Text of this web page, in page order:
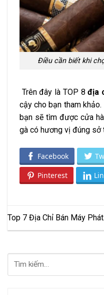
Điều cần biết khi
Trên đây là TOP 8địa
cậy cho bạn tham
bạn sẽ tìm được cửa
gà có hương vị đúng sở
Facebook
Pinterest
Top 7 Địa Chỉ Bán Máy Phát
Điện Hà Nội Chất Lượng